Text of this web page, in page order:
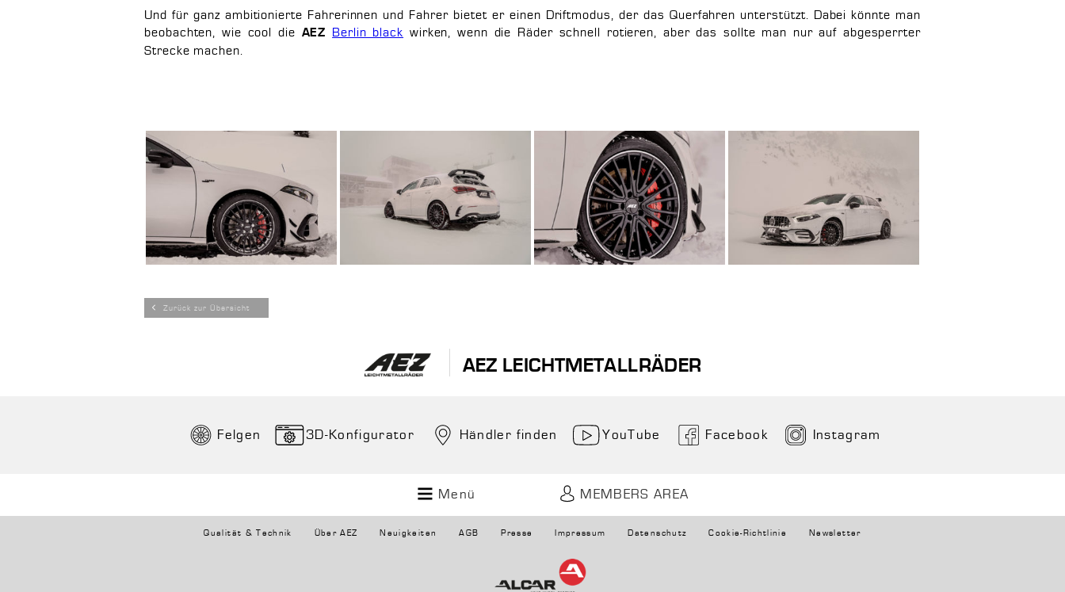
Und für ganz ambitionierte Fahrerinnen und Fahrer bietet er einen Driftmodus, der das Querfahren unterstützt. Dabei könnte man
beobachten, wie cool die AEZ Berlin black wirken, wenn die Räder schnell rotieren, aber das sollte man nur auf abgesperrter
Strecke machen.
Zurück zur Übersicht
AEZ LEICHTMETALLRÄDER
Felgen 3D-Konfigurator Händler finden YouTube Facebook Instagram
Menü MEMBERS AREA
Qualität & Technik Über AEZ Neuigkeiten AGB Presse Impressum Datenschutz Cookie-Richtlinie Newsletter